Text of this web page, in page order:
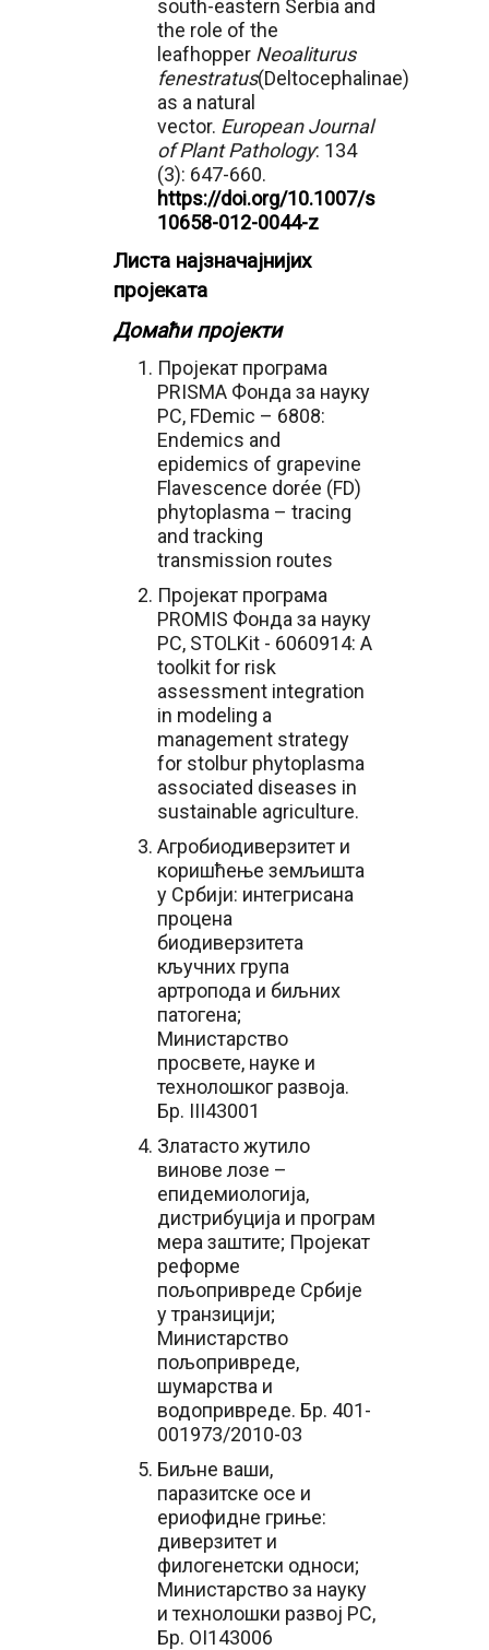
south-eastern Serbia and
the role of the
leafhopper Neoaliturus
fenestratus(Deltocephalinae)
as a natural
vector. European Journal
of Plant Pathology: 134
(3): 647-660.
https://doi.org/10.1007/s
10658-012-0044-z
Листа најзначајнијих
пројеката
Домаћи пројекти
Пројекат програма
PRISMA Фонда за науку
РС, FDemic – 6808:
Endemics and
epidemics of grapevine
Flavescence dorée (FD)
phytoplasma – tracing
and tracking
transmission routes
Пројекат програма
PROMIS Фонда за науку
РС, STOLKit - 6060914: A
toolkit for risk
assessment integration
in modeling a
management strategy
for stolbur phytoplasma
associated diseases in
sustainable agriculture.
Агробиодиверзитет и
коришћење земљишта
у Србији: интегрисана
процена
биодиверзитета
кључних група
артропода и биљних
патогена;
Министарство
просвете, науке и
технолошког развоја.
Бр. III43001
Златасто жутило
винове лозе –
епидемиологија,
дистрибуција и програм
мера заштите; Пројекат
реформе
пољопривреде Србије
у транзицији;
Министарство
пољопривреде,
шумарства и
водопривреде. Бр. 401-
001973/2010-03
Биљне ваши,
паразитске осе и
ериофидне гриње:
диверзитет и
филогенетски односи;
Министарство за науку
и технолошки развој РС,
Бр. OI143006